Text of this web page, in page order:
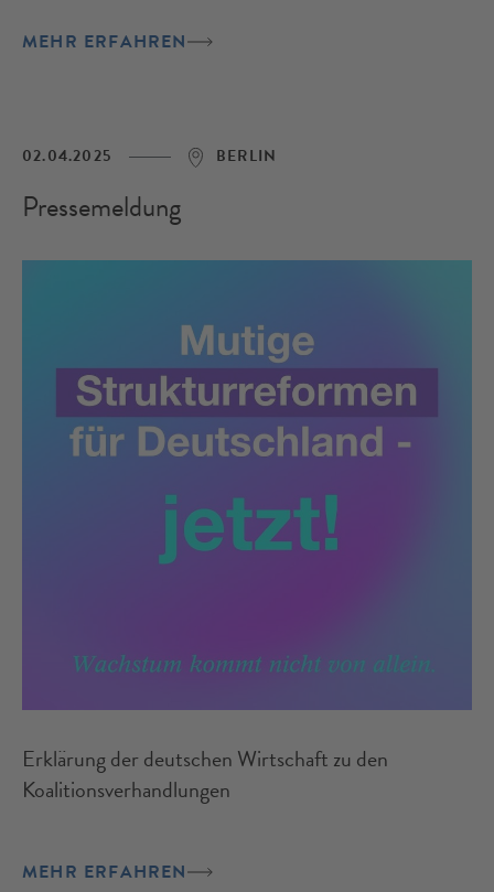
MEHR ERFAHREN
02.04.2025 BERLIN
Pressemeldung
Erklärung der deutschen Wirtschaft zu den
Koalitionsverhandlungen
MEHR ERFAHREN